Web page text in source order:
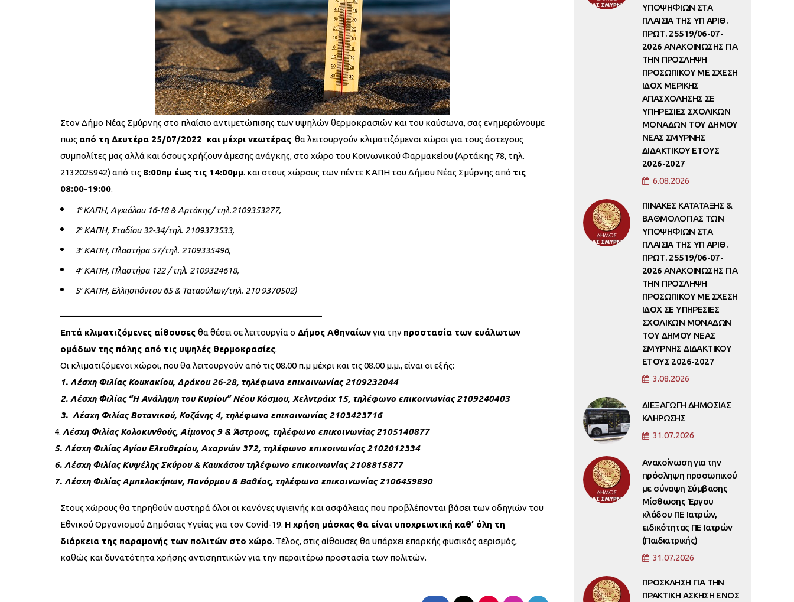
Στον Δήμο Νέας Σμύρνης στο πλαίσιο αντιμετώπισης των υψηλών θερμοκρασιών και του καύσωνα, σας ενημερώνουμε
πως από τη Δευτέρα 25/07/2022 και μέχρι νεωτέρας θα λειτουργούν κλιματιζόμενοι χώροι για τους άστεγους
συμπολίτες μας αλλά και όσους χρήζουν άμεσης ανάγκης, στο χώρο του Κοινωνικού Φαρμακείου (Αρτάκης 78, τηλ.
2132025942) από τις 8:00πμ έως τις 14:00μμ. και στους χώρους των πέντε ΚΑΠΗ του Δήμου Νέας Σμύρνης από τις
08:00-19:00.
1ο ΚΑΠΗ, Αγχιάλου 16-18 & Αρτάκης/ τηλ.2109353277,
2οΚΑΠΗ, Σταδίου 32-34/τηλ. 2109373533,
3οΚΑΠΗ, Πλαστήρα 57/τηλ. 2109335496,
4οΚΑΠΗ, Πλαστήρα 122 / τηλ. 2109324618,
5οΚΑΠΗ, Ελλησπόντου 65 & Ταταούλων/τηλ. 210 9370502)
—————————————————————————————–
Επτά κλιματιζόμενες αίθουσες θα θέσει σε λειτουργία ο Δήμος Αθηναίωνγια την προστασία των ευάλωτων
ομάδων της πόλης από τις υψηλές θερμοκρασίες.
Οι κλιματιζόμενοι χώροι, που θα λειτουργούν από τις 08.00 π.μ μέχρι και τις 08.00 μ.μ., είναι οι εξής:
1. Λέσχη Φιλίας Κουκακίου, Δράκου 26-28, τηλέφωνο επικοινωνίας 2109232044
2. Λέσχη Φιλίας “Η Ανάληψη του Κυρίου” Νέου Κόσμου, Χελντράιχ 15, τηλέφωνο επικοινωνίας 2109240403
3. Λέσχη Φιλίας Βοτανικού, Κοζάνης 4, τηλέφωνο επικοινωνίας 2103423716
Λέσχη Φιλίας Κολοκυνθούς, Αίμονος 9 & Άστρους, τηλέφωνο επικοινωνίας 2105140877
5. Λέσχη Φιλίας Αγίου Ελευθερίου, Αχαρνών 372, τηλέφωνο επικοινωνίας 2102012334
6. Λέσχη Φιλίας Κυψέλης Σκύρου & Καυκάσου τηλέφωνο επικοινωνίας 2108815877
7. Λέσχη Φιλίας Αμπελοκήπων, Πανόρμου & Βαθέος, τηλέφωνο επικοινωνίας 2106459890
Στους χώρους θα τηρηθούν αυστηρά όλοι οι κανόνες υγιεινής και ασφάλειας που προβλέπονται βάσει των οδηγιών του
Εθνικού Οργανισμού Δημόσιας Υγείας για τον Covid-19. Η χρήση μάσκας θα είναι υποχρεωτική καθ’ όλη τη
διάρκεια της παραμονής των πολιτών στο χώρο. Τέλος, στις αίθουσες θα υπάρχει επαρκής φυσικός αερισμός,
καθώς και δυνατότητα χρήσης αντισηπτικών για την περαιτέρω προστασία των πολιτών.
ΥΠΟΨΗΦΙΩΝ ΣΤΑ
ΠΛΑΙΣΙΑ ΤΗΣ ΥΠ ΑΡΙΘ.
ΠΡΩΤ. 25519/06-07-
2026 ΑΝΑΚΟΙΝΩΣΗΣ ΓΙΑ
ΤΗΝ ΠΡΟΣΛΗΨΗ
ΠΡΟΣΩΠΙΚΟΥ ΜΕ ΣΧΕΣΗ
ΙΔΟΧ ΜΕΡΙΚΗΣ
ΑΠΑΣΧΟΛΗΣΗΣ ΣΕ
ΥΠΗΡΕΣΙΕΣ ΣΧΟΛΙΚΩΝ
ΜΟΝΑΔΩΝ ΤΟΥ ΔΗΜΟΥ
ΝΕΑΣ ΣΜΥΡΝΗΣ
ΔΙΔΑΚΤΙΚΟΥ ΕΤΟΥΣ
2026-2027
6.08.2026
ΠΙΝΑΚΕΣ ΚΑΤΑΤΑΞΗΣ &
ΒΑΘΜΟΛΟΓΙΑΣ ΤΩΝ
ΥΠΟΨΗΦΙΩΝ ΣΤΑ
ΠΛΑΙΣΙΑ ΤΗΣ ΥΠ ΑΡΙΘ.
ΠΡΩΤ. 25519/06-07-
2026 ΑΝΑΚΟΙΝΩΣΗΣ ΓΙΑ
ΤΗΝ ΠΡΟΣΛΗΨΗ
ΠΡΟΣΩΠΙΚΟΥ ΜΕ ΣΧΕΣΗ
ΙΔΟΧ ΣΕ ΥΠΗΡΕΣΙΕΣ
ΣΧΟΛΙΚΩΝ ΜΟΝΑΔΩΝ
ΤΟΥ ΔΗΜΟΥ ΝΕΑΣ
ΣΜΥΡΝΗΣ ΔΙΔΑΚΤΙΚΟΥ
ΕΤΟΥΣ 2026-2027
3.08.2026
ΔΙΕΞΑΓΩΓΗ ΔΗΜΟΣΙΑΣ
ΚΛΗΡΩΣΗΣ
31.07.2026
Ανακοίνωση για την
πρόσληψη προσωπικού
με σύναψη Σύμβασης
Μίσθωσης Έργου
κλάδου ΠΕ Ιατρών,
ειδικότητας ΠΕ Ιατρών
(Παιδιατρικής)
31.07.2026
ΠΡΟΣΚΛΗΣΗ ΓΙΑ ΤΗΝ
ΠΡΑΚΤΙΚΗ ΑΣΚΗΣΗ ΕΝΟΣ